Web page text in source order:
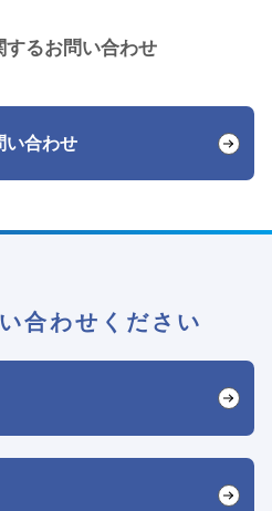
るお問い合わせ
い合わせ
合わせください